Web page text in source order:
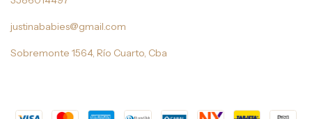
justinababies@gmail.com
Sobremonte 1564, Río Cuarto, Cba